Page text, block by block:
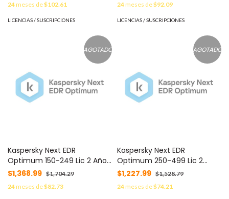
24meses de$102.61
LICENCIAS / SUSCRIPCIONES
24meses de$92.09
LICENCIAS / SUSCRIPCIONES
AGOTADO
Kaspersky Next EDR
Optimum 150-249 Lic 2 Años
C/U KL4066ZASDS -
$1,368.99 $1,704.29
24meses de$82.73
AGOTADO
Kaspersky Next EDR
Optimum 250-499 Lic 2
Años C/U KL4066ZATDS -
$1,227.99 $1,528.79
24meses de$74.21